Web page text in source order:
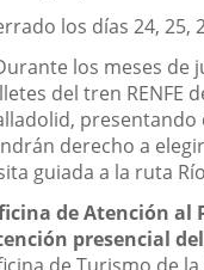
los días 24, 25,
los meses de
del tren RENFE
presentando
derecho a
guiada a la ruta
de Atención al
presencial